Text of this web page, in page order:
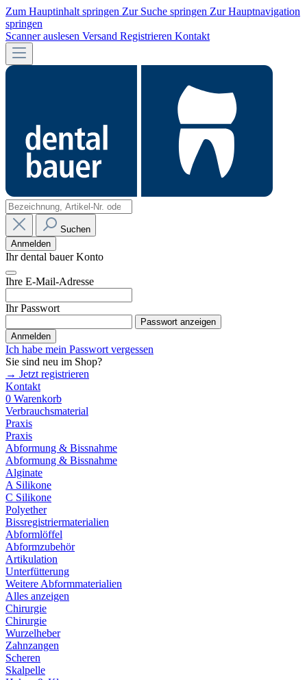
Zum Hauptinhalt springen Zur Suche springen Zur Hauptnavigation
springen
Scanner auslesen Versand Registrieren Kontakt
Suchen
Anmelden
Ihr dental bauer Konto
Ihre E-Mail-Adresse
Ihr Passwort
Passwort anzeigen
Anmelden
Ich habe mein Passwort vergessen
Sie sind neu im Shop?
→ Jetzt registrieren
Kontakt
0 Warenkorb
Verbrauchsmaterial
Praxis
Praxis
Abformung & Bissnahme
Abformung & Bissnahme
Alginate
A Silikone
C Silikone
Polyether
Bissregistriermaterialien
Abformlöffel
Abformzubehör
Artikulation
Unterfütterung
Weitere Abformmaterialien
Alles anzeigen
Chirurgie
Chirurgie
Wurzelheber
Zahnzangen
Scheren
Skalpelle